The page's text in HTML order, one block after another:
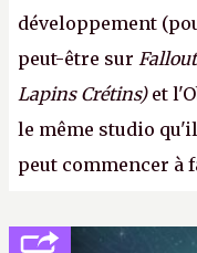
développement
peut-être sur
Lapins Crétins)et
le même studio qu'il
peut commencer à